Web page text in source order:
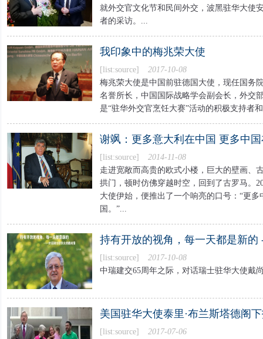
就外交官文化节和民间外交，波黑驻华大使
者的采访。...
我印象中的梅兆荣大使
[list:source]
2017-10-08
梅兆荣大使是中国前驻德国大使，现任国务
名誉所长，中国国际战略学会副会长，外交
是“驻华外交官烹饪大赛”活动的积极支持者
谢飒：更多意大利在中国 更多中
[list:source]
2014-11-08
走进宽敞而高贵的欧式小楼，巨大的壁画、
拱门，顿时仿佛穿越时空，回到了古罗马。
大使伊始，便推出了一个响亮的口号：“更
国。”...
持有开放的视角，每一天都是新的
[list:source]
2017-10-08
中瑞建交65周年之际，对话瑞士驻华大使戴
美国驻华大使泰里·布兰斯塔德阁
[list:source]
2017-07-06